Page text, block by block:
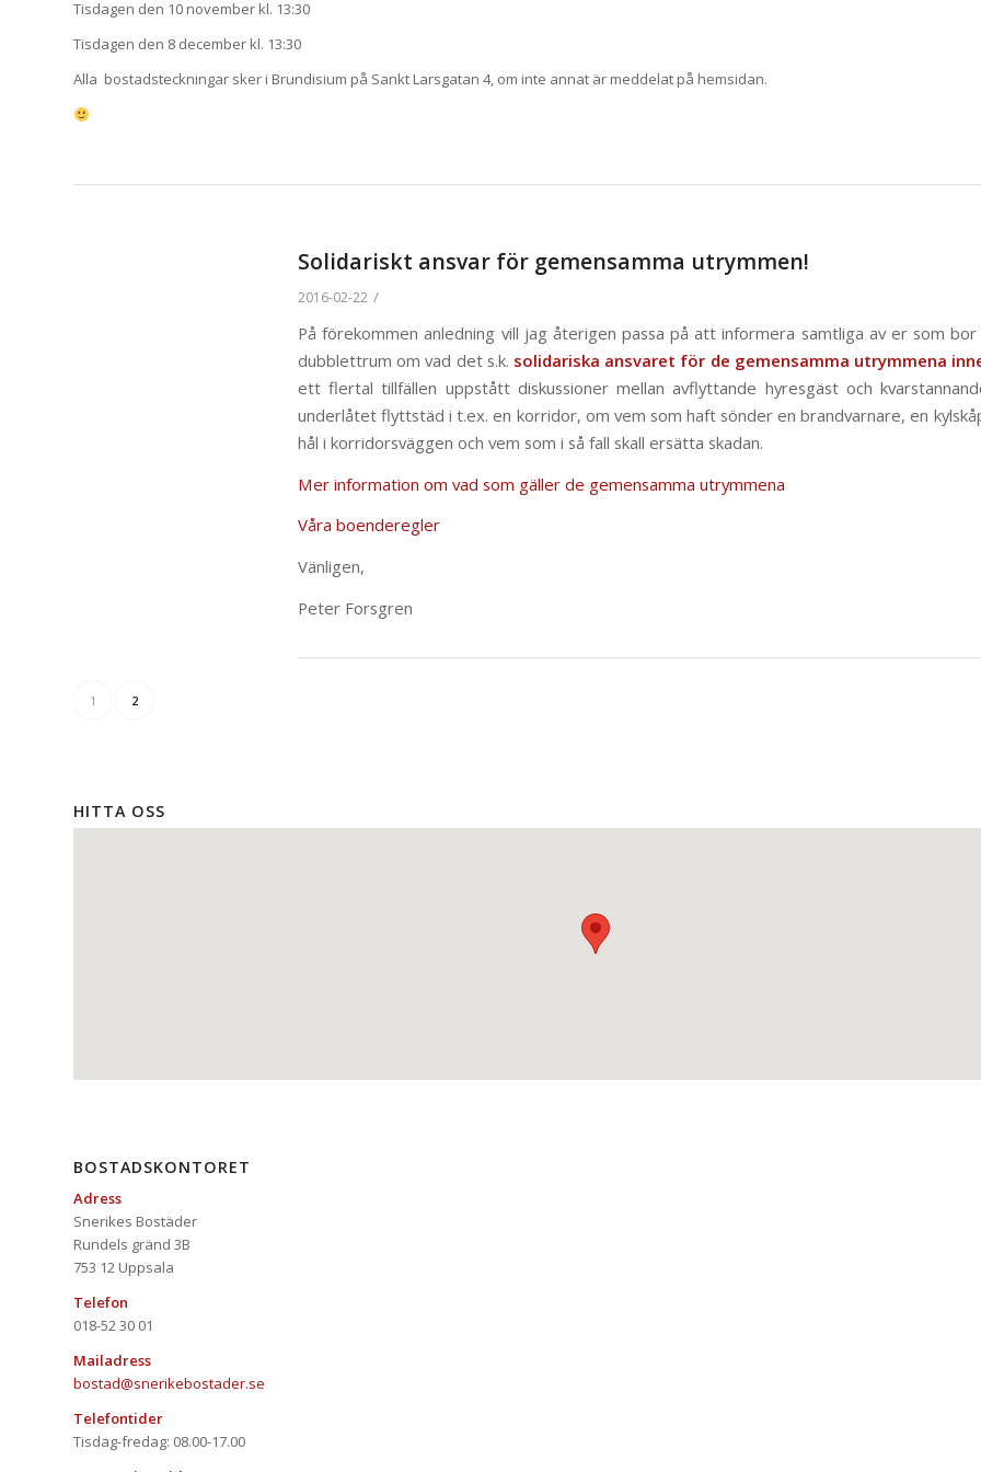
Tisdagen den 10 november kl. 13:30
Tisdagen den 8 december kl. 13:30
Alla bostadsteckningar sker i Brundisium på Sankt Larsgatan 4, om inte annat är meddelat på hemsidan.
Solidariskt ansvar för gemensamma utrymmen!
2016-02-22 /
På förekommen anledning vill jag återigen passa på att informera samtliga av er som
dubblettrum om vad det s.k. solidariska ansvaret för de gemensamma utrymmena
ett flertal tillfällen uppstått diskussioner mellan avflyttande hyresgäst och
underlåtet flyttstäd i t.ex. en korridor, om vem som haft sönder en brandvarnare, en
hål i korridorsväggen och vem som i så fall skall ersätta skadan.
Mer information om vad som gäller de gemensamma utrymmena
Våra boenderegler
Vänligen,
Peter Forsgren
1 2
HITTA OSS
BOSTADSKONTORET
Adress
Snerikes Bostäder
Rundels gränd 3B
753 12 Uppsala
Telefon
018-52 30 01
Mailadress
bostad@snerikebostader.se
Telefontider
Tisdag-fredag: 08.00-17.00